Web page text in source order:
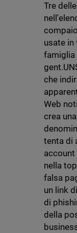
Tre
usate in
famiglia
che
Web
crea
tenta di
account
nella
falsa
un link
di
della